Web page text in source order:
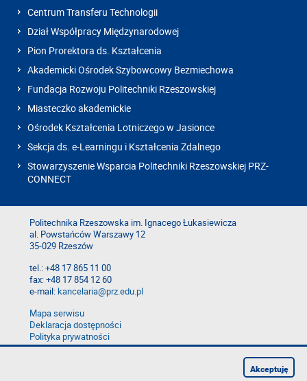
Centrum Transferu Technologii
Dział Współpracy Międzynarodowej
Pion Prorektora ds. Kształcenia
Akademicki Ośrodek Szybowcowy Bezmiechowa
Fundacja Rozwoju Politechniki Rzeszowskiej
Miasteczko akademickie
Ośrodek Kształcenia Lotniczego w Jasionce
Sekcja ds. e-Learningu i Kształcenia Zdalnego
Stowarzyszenie Wsparcia Politechniki Rzeszowskiej PRZ-
CONNECT
Politechnika Rzeszowska im. Ignacego Łukasiewicza
al. Powstańców Warszawy 12
35-029 Rzeszów
tel.: +48 17 865 11 00
fax: +48 17 854 12 60
e-mail:kancelaria@prz.edu.pl
Mapa serwisu
Deklaracja dostępności
Polityka prywatności
Zgłoś błąd na stronie
Akceptuję